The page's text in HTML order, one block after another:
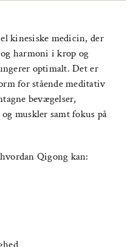
kinesiske medicin, der
harmoni i krop og
optimalt. Det er
for stående meditativ
bevægelser,
muskler samt fokus på
Qigong kan: